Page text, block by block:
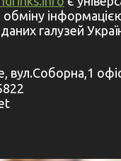
галузей
вул.Соборна,1